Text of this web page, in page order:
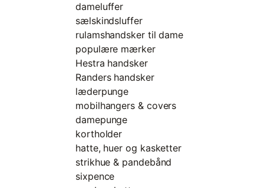
dameluffer
sælskindsluffer
rulamshandsker til dame
populære mærker
Hestra handsker
Randers handsker
læderpunge
mobilhangers & covers
damepunge
kortholder
hatte, huer og kasketter
strikhue & pandebånd
sixpence